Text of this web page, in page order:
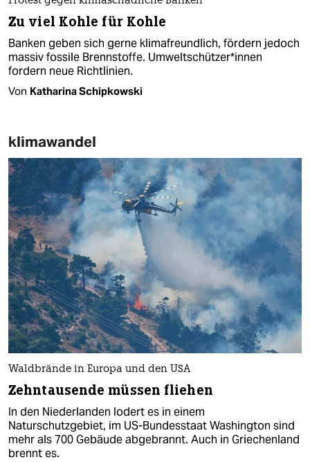
Zu viel Kohle für Kohle
Banken geben sich gerne klimafreundlich, fördern jedoch
massiv fossile Brennstoffe. Umweltschützer*innen
fordern neue Richtlinien.
Von Katharina Schipkowski
klimawandel
Waldbrände in Europa und den USA
Zehntausende müssen fliehen
In den Niederlanden lodert es in einem
Naturschutzgebiet, im US-Bundesstaat Washington sind
mehr als 700 Gebäude abgebrannt. Auch in Griechenland
brennt es.